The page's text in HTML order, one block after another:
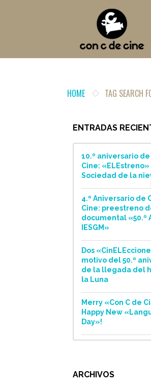
HOME TAG SEARCH
ENTRADAS
10.º aniversario de
Cine:
Sociedad de la
4.º Aniversario de
Cine: preestreno
documental «50.º
IESGM»
Dos
motivo del 50.º
de la llegada del
la Luna
Merry «Con C de
Happy New
Day»!
ARCHIVOS